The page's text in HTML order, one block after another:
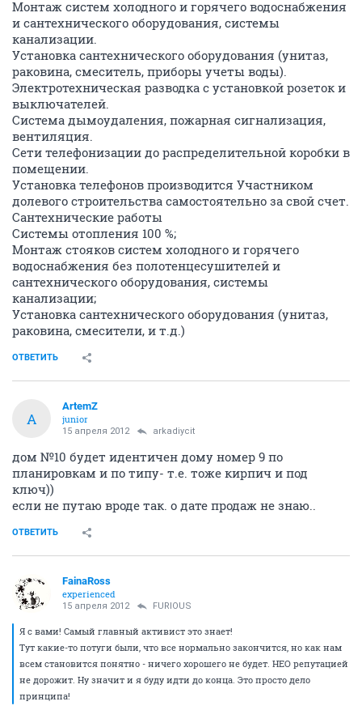
Монтаж систем холодного и горячего водоснабжения
и сантехнического оборудования, системы
канализации.
Установка сантехнического оборудования (унитаз,
раковина, смеситель, приборы учеты воды).
Электротехническая разводка с установкой розеток и
выключателей.
Система дымоудаления, пожарная сигнализация,
вентиляция.
Сети телефонизации до распределительной коробки в
помещении.
Установка телефонов производится Участником
долевого строительства самостоятельно за свой счет.
Сантехнические работы
Системы отопления 100 %;
Монтаж стояков систем холодного и горячего
водоснабжения без полотенцесушителей и
сантехнического оборудования, системы
канализации;
Установка сантехнического оборудования (унитаз,
раковина, смесители, и т.д.)
ОТВЕТИТЬ
A
ArtemZ
junior
15 апреля 2012 arkadiycit
дом №10 будет идентичен дому номер 9 по
планировкам и по типу- т.е. тоже кирпич и под
ключ))
если не путаю вроде так. о дате продаж не знаю..
ОТВЕТИТЬ
FainaRoss
experienced
15 апреля 2012 FURIOUS
Я с вами! Самый главный активист это знает!
Тут какие-то потуги были, что все нормально закончится, но как нам
всем становится понятно - ничего хорошего не будет. НЕО репутацией
не дорожит. Ну значит и я буду идти до конца. Это просто дело
принципа!